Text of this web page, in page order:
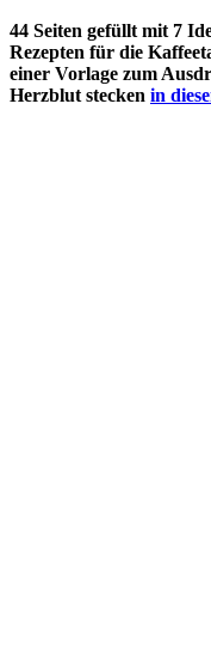
44 Seiten gefüllt mit 7
Rezepten für die
einer Vorlage zum
Herzblut stecken in